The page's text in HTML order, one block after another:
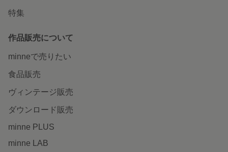
特集
作品販売について
minneで売りたい
食品販売
ヴィンテージ販売
ダウンロード販売
minne PLUS
minne LAB